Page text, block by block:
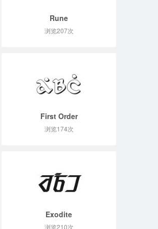
Rune
浏览207次
First Order
浏览174次
Exodite
浏览210次